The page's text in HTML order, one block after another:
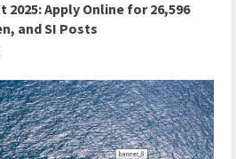
Apply Online for 26,596
and SI Posts